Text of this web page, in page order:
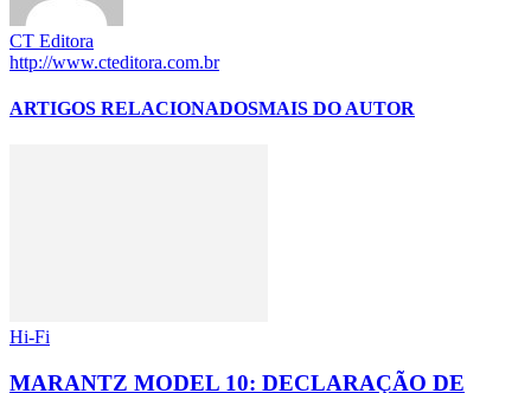
CT Editora
http://www.cteditora.com.br
ARTIGOS RELACIONADOSMAIS DO AUTOR
Hi-Fi
MARANTZ MODEL 10: DECLARAÇÃO DE